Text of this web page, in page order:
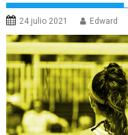
24 julio 2021 Edward